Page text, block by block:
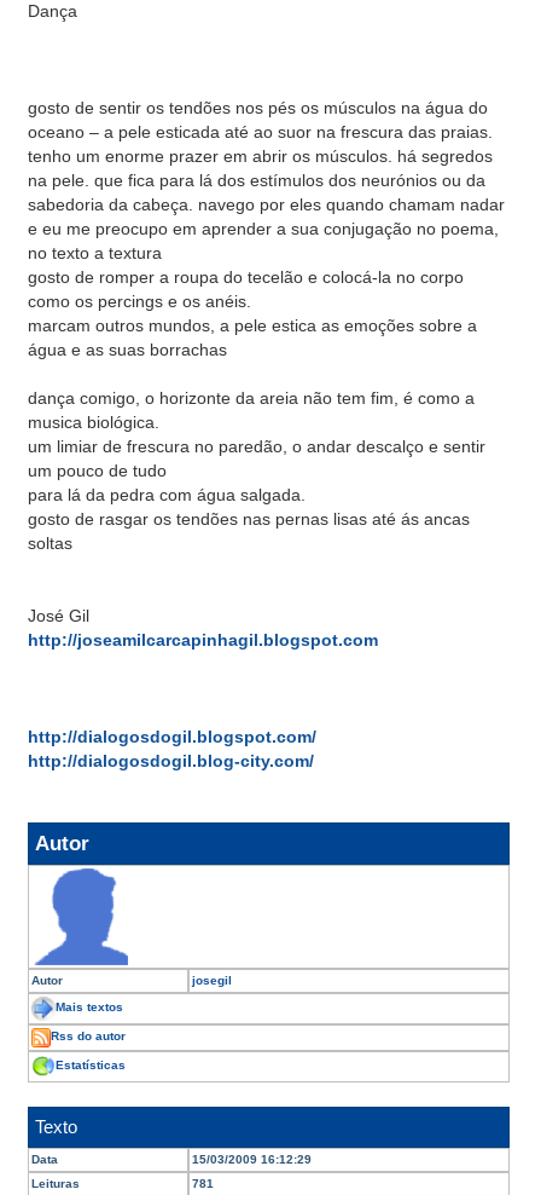
Dança
gosto de sentir os tendões nos pés os músculos na água do
oceano – a pele esticada até ao suor na frescura das praias.
tenho um enorme prazer em abrir os músculos. há segredos
na pele. que fica para lá dos estímulos dos neurónios ou da
sabedoria da cabeça. navego por eles quando chamam nadar
e eu me preocupo em aprender a sua conjugação no poema,
no texto a textura
gosto de romper a roupa do tecelão e colocá-la no corpo
como os percings e os anéis.
marcam outros mundos, a pele estica as emoções sobre a
água e as suas borrachas
dança comigo, o horizonte da areia não tem fim, é como a
musica biológica.
um limiar de frescura no paredão, o andar descalço e sentir
um pouco de tudo
para lá da pedra com água salgada.
gosto de rasgar os tendões nas pernas lisas até ás ancas
soltas
José Gil
http://joseamilcarcapinhagil.blogspot.com
http://dialogosdogil.blogspot.com/
http://dialogosdogil.blog-city.com/
Autor
Autor josegil
Mais textos
Rss do autor
Estatísticas
Texto
Data
15/03/2009 16:12:29
Leituras
781